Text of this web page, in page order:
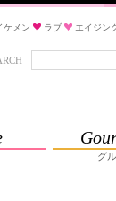
ケメン ラブ エイジン
グ